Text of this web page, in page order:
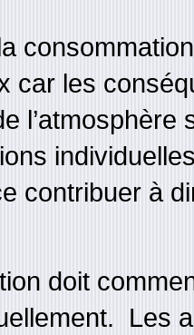
car les
contribuer à
doit
Les